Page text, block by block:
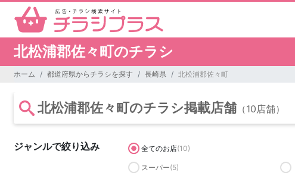
北松浦郡佐々町のチラシ
ホーム 都道府県からチラシを探す 長崎県 北松浦郡佐々町
北松浦郡佐々町のチラシ掲載店舗 （10店舗）
ジャンルで絞り込み 全てのお店(10)
スーパー(5)